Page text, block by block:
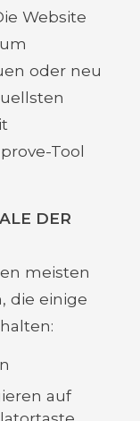
Website
oder neu
Tool
DER
meisten
die einige
auf